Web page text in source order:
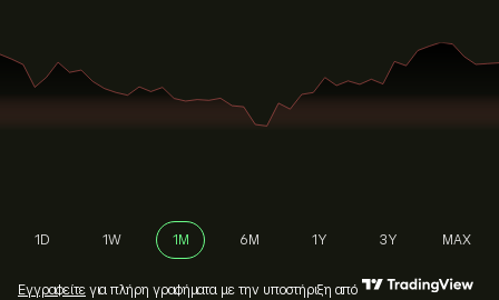
1D 1W 1M 6M 1Y 3Y MAX
Εγγραφείτε για πλήρη γραφήματα με την υποστήριξη από